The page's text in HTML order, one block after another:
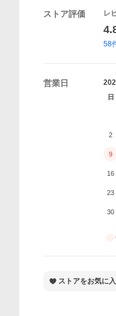
ストア評価 レ
58
営業日
日
2
9
16
23
30
ストアをお気に